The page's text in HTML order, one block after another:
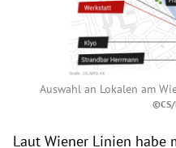
Auswahl an Lokalen am
©CS/
Laut Wiener Linien habe